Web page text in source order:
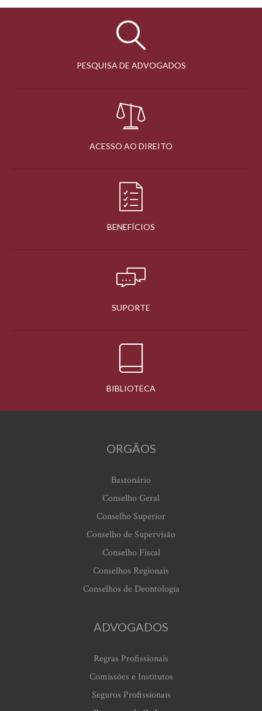
PESQUISA DE ADVOGADOS
ACESSO AO DIREITO
BENEFÍCIOS
SUPORTE
BIBLIOTECA
ORGÃOS
Bastonário
Conselho Geral
Conselho Superior
Conselho de Supervisão
Conselho Fiscal
Conselhos Regionais
Conselhos de Deontologia
ADVOGADOS
Regras Profissionais
Comissões e Institutos
Seguros Profissionais